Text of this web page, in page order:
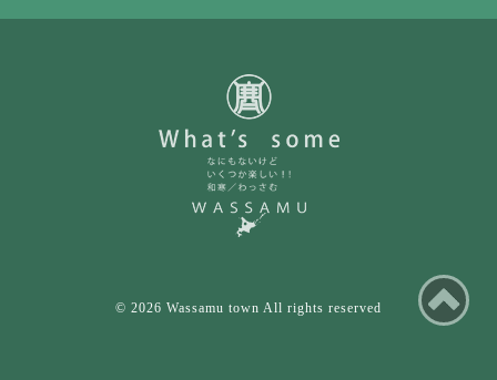
© 2026 Wassamu town All rights reserved
ペ